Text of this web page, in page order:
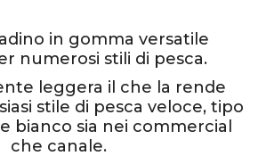
in gomma versatile
numerosi stili di pesca.
leggera il che la rende
stile di pesca veloce, tipo
bianco sia nei commercial
che canale.